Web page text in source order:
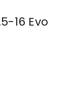
16 Evo